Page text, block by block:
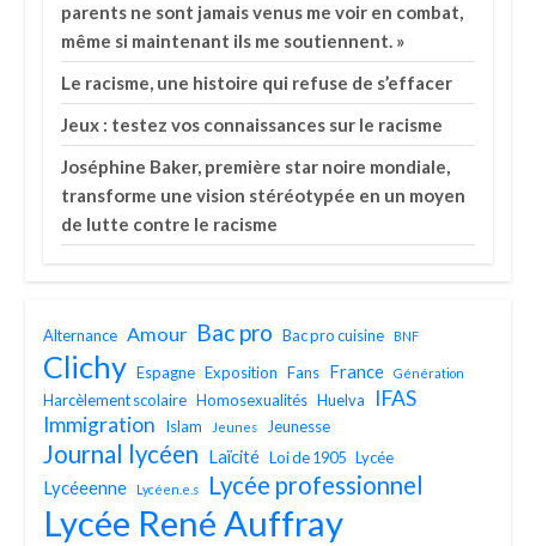
parents ne sont jamais venus me voir en combat,
même si maintenant ils me soutiennent. »
Le racisme, une histoire qui refuse de s’effacer
Jeux : testez vos connaissances sur le racisme
Joséphine Baker, première star noire mondiale,
transforme une vision stéréotypée en un moyen
de lutte contre le racisme
Alternance Amour Bac pro Bac pro cuisine BNF
Clichy Espagne Exposition Fans France Génération
Harcèlement scolaire Homosexualités Huelva
IFAS
Immigration
Islam Jeunes Jeunesse
Journal lycéen Laïcité Loi de 1905 Lycée
Lycéeenne Lycéen.e.s Lycée professionnel
Lycée René Auffray